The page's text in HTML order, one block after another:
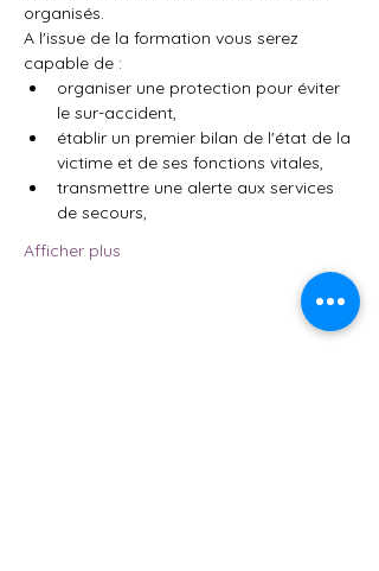
organisés.
A l'issue de la formation vous serez
capable de :
organiser une protection pour éviter
le sur-accident,
établir un premier bilan de l'état de la
victime et de ses fonctions vitales,
transmettre une alerte aux services
de secours,
Afficher plus